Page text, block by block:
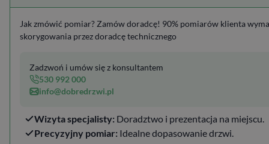
Jak zmówić pomiar? Zamów doradcę! 90% pomiarów klienta
skorygowania przez doradcę technicznego
Wizyta specjalisty: Doradztwo i prezentacja na miejscu.
Precyzyjny pomiar: Idealne dopasowanie drzwi.
Zadzwoń i umów się z konsultantem
530 992 000
info@dobredrzwi.pl